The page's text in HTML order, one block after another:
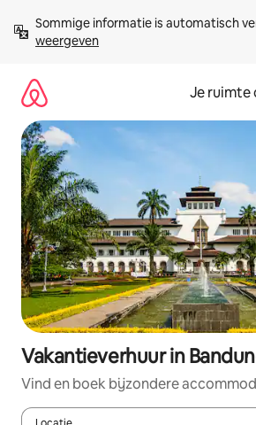
direct
naar
Sommige informatie is automatisch
weergeven
Je ruimte
Vakantieverhuur in
Vind en boek bijzondere